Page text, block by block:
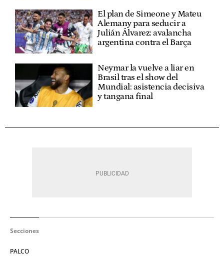
El plan de Simeone y Mateu
Alemany para seducir a
Julián Álvarez: avalancha
argentina contra el Barça
Neymar la vuelve a liar en
Brasil tras el show del
Mundial: asistencia decisiva
y tangana final
Secciones
PALCO